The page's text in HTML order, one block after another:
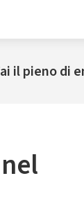
il pieno di